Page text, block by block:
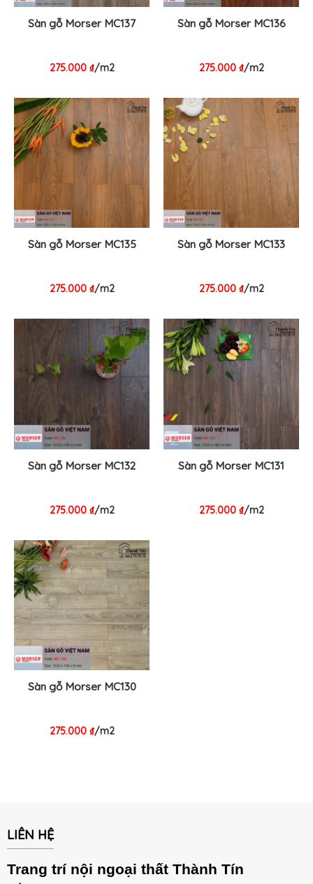
Sàn gỗ Morser MC137
275.000 ₫/m2
Sàn gỗ Morser MC136
275.000 ₫/m2
Sàn gỗ Morser MC135
275.000 ₫/m2
Sàn gỗ Morser MC133
275.000 ₫/m2
Sàn gỗ Morser MC132
275.000 ₫/m2
Sàn gỗ Morser MC131
275.000 ₫/m2
Sàn gỗ Morser MC130
275.000 ₫/m2
LIÊN HỆ
Trang trí nội ngoại thất Thành Tín